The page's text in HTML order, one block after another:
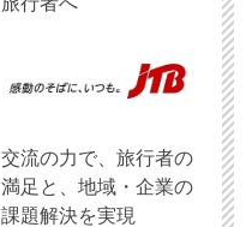
交流の力で、旅行者の
満足と、地域・企業の
課題解決を実現